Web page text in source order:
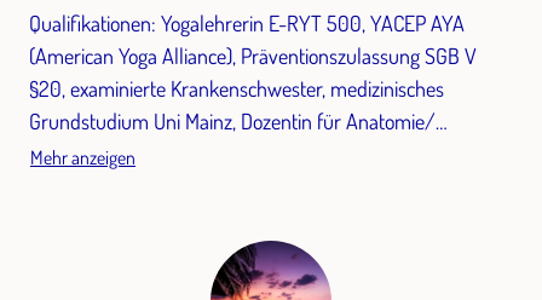
Qualifikationen: Yogalehrerin E-RYT 500, YACEP AYA
(American Yoga Alliance), Präventionszulassung SGB V
§20, examinierte Krankenschwester, medizinisches
Grundstudium Uni Mainz, Dozentin für Anatomie/
Physiologie in The Practise Mainz- Yogashala,
Jivamukti Yoga , Yin Yoga, Therapeutischer Yoga, Sound-
Mehr anzeigen